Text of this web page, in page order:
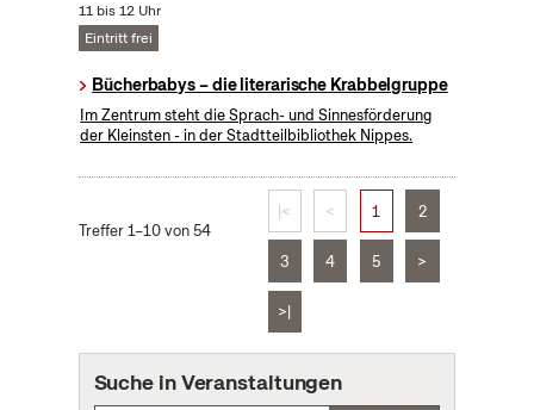
11 bis 12 Uhr
Eintritt frei
Bücherbabys – die literarische Krabbelgruppe
Im Zentrum steht die Sprach- und Sinnesförderung
der Kleinsten - in der Stadtteilbibliothek Nippes.
Treffer 1–10 von 54
|< < 1 2
3 4 5 >
>|
Suche in Veranstaltungen